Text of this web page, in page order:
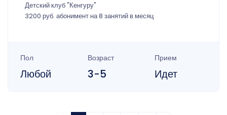
Детский клуб "Кенгуру"
3200 руб. абонимент на 8 занятий в месяц
Пол
Любой
Возраст
3-5
Прием
Идет